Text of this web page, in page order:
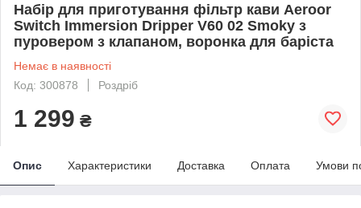
Набір для приготування фільтр кави Aeroor
Switch Immersion Dripper V60 02 Smoky з
пуровером з клапаном, воронка для баріста
Немає в наявності
Код: 300878
Роздріб
1 299 ₴
Опис Характеристики Доставка Оплата Умови